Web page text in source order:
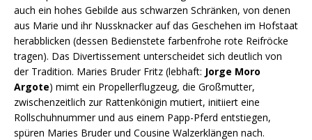
auch ein hohes Gebilde aus schwarzen Schränken, von denen
aus Marie und ihr Nussknacker auf das Geschehen im Hofstaat
herabblicken (dessen Bedienstete farbenfrohe rote Reifröcke
tragen). Das Divertissement unterscheidet sich deutlich von
der Tradition. Maries Bruder Fritz (lebhaft: Jorge Moro
Argote) mimt ein Propellerflugzeug, die Großmutter,
zwischenzeitlich zur Rattenkönigin mutiert, initiiert eine
Rollschuhnummer und aus einem Papp-Pferd entstiegen,
spüren Maries Bruder und Cousine Walzerklängen nach.